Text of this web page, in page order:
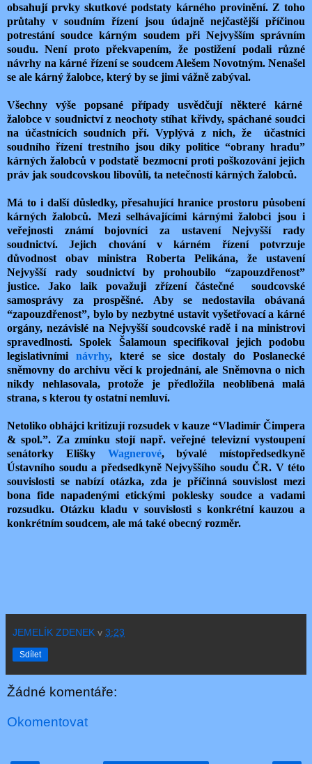
obsahují prvky skutkové podstaty kárného provinění. Z toho
průtahy v soudním řízení jsou údajně nejčastější příčinou
potrestání soudce kárným soudem při Nejvyšším správním
soudu. Není proto překvapením, že postižení podali různé
návrhy na kárné řízení se soudcem Alešem Novotným. Nenašel
se ale kárný žalobce, který by se jimi vážně zabýval.
Všechny výše popsané případy usvědčují některé kárné
žalobce v soudnictví z neochoty stíhat křivdy, spáchané soudci
na účastnících soudních pří. Vyplývá z nich, že účastníci
soudního řízení trestního jsou díky politice “obrany hradu”
kárných žalobců v podstatě bezmocní proti poškozování jejich
práv jak soudcovskou libovůlí, ta netečností kárných žalobců.
Má to i další důsledky, přesahující hranice prostoru působení
kárných žalobců. Mezi selhávajícími kárnými žalobci jsou i
veřejnosti známí bojovníci za ustavení Nejvyšší rady
soudnictví. Jejich chování v kárném řízení potvrzuje
důvodnost obav ministra Roberta Pelikána, že ustavení
Nejvyšší rady soudnictví by prohoubilo “zapouzdřenost”
justice. Jako laik považuji zřízení částečné soudcovské
samosprávy za prospěšné. Aby se nedostavila obávaná
“zapouzdřenost”, bylo by nezbytné ustavit vyšetřovací a kárné
orgány, nezávislé na Nejvyšší soudcovské radě i na ministrovi
spravedlnosti. Spolek Šalamoun specifikoval jejich podobu
legislativními návrhy, které se sice dostaly do Poslanecké
sněmovny do archivu věcí k projednání, ale Sněmovna o nich
nikdy nehlasovala, protože je předložila neoblíbená malá
strana, s kterou ty ostatní nemluví.
Netoliko obhájci kritizují rozsudek v kauze “Vladimír Čimpera
& spol.”. Za zmínku stojí např. veřejné televizní vystoupení
senátorky Elišky Wagnerové, bývalé místopředsedkyně
Ústavního soudu a předsedkyně Nejvyššího soudu ČR. V této
souvislosti se nabízí otázka, zda je příčinná souvislost mezi
bona fide napadenými etickými poklesky soudce a vadami
rozsudku. Otázku kladu v souvislosti s konkrétní kauzou a
konkrétním soudcem, ale má také obecný rozměr.
JEMELÍK ZDENEK v 3:23
Sdílet
Žádné komentáře:
Okomentovat